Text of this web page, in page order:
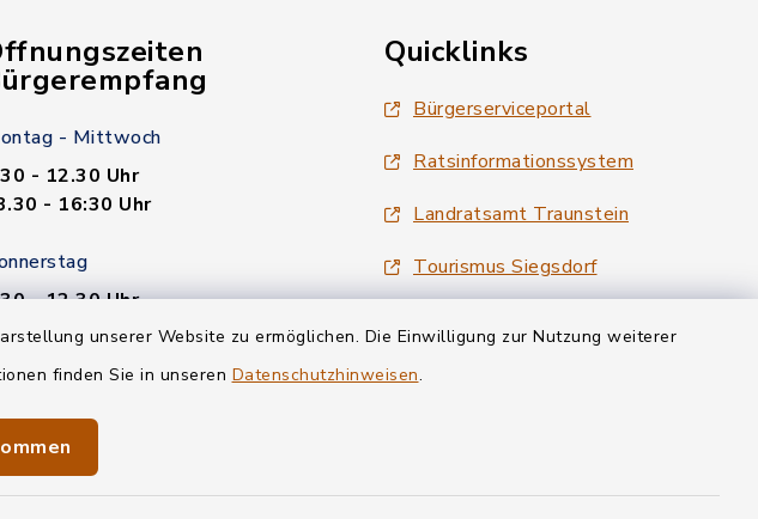
unserer Website zu ermöglichen. Die Einwilligung zur Nutzung weiterer
finden Sie in unseren Datenschutzhinweisen.
- Mittwoch
- 12.30 Uhr
- 16:30 Uhr
- 12.30 Uhr
- 18.00 Uhr
- 12.30 Uhr
Quicklinks
Bürgerserviceportal
Ratsinformationssystem
Landratsamt Traunstein
Tourismus Siegsdorf